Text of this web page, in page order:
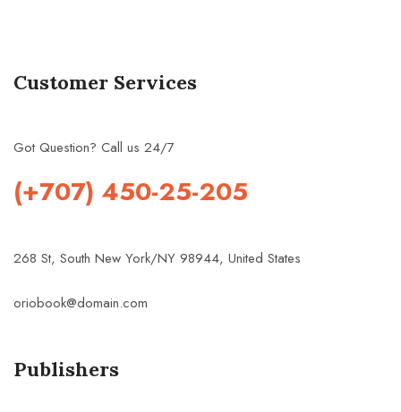
Customer Services
Got Question? Call us 24/7
(+707) 450-25-205
268 St, South New York/NY 98944, United States
oriobook@domain.com
Publishers